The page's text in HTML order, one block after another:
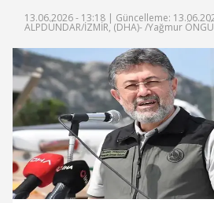
13.06.2026 - 13:18 | Güncelleme:
ALPDÜNDAR/İZMİR, (DHA)- /Yağmur